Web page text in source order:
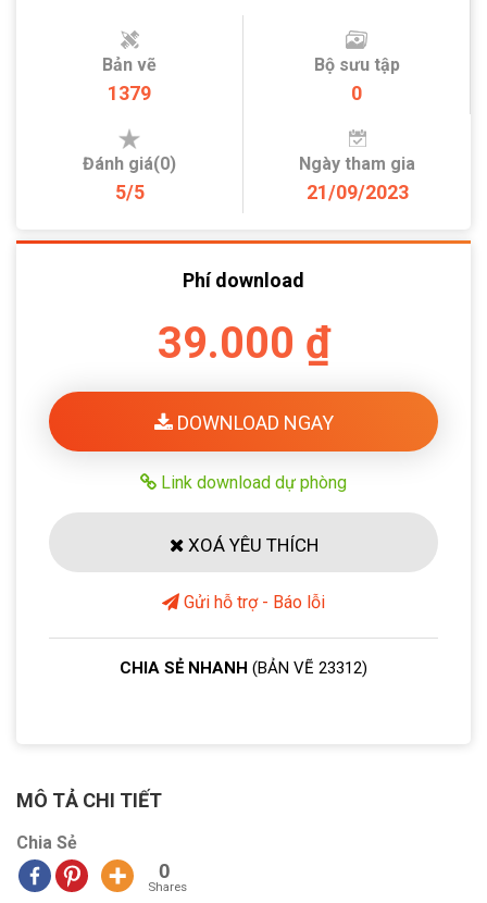
Bản vẽ
1379
Bộ sưu tập
0
Đánh giá(0)
5/5
Ngày tham gia
21/09/2023
Phí download
39.000 ₫
DOWNLOAD NGAY
Link download dự phòng
XOÁ YÊU THÍCH
Gửi hỗ trợ - Báo lỗi
CHIA SẺ NHANH (BẢN VẼ 23312)
MÔ TẢ CHI TIẾT
Chia Sẻ
0
Shares